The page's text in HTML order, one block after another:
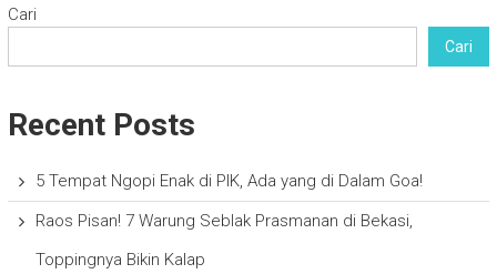
Cari
Cari
Recent Posts
5 Tempat Ngopi Enak di PIK, Ada yang di Dalam Goa!
Raos Pisan! 7 Warung Seblak Prasmanan di Bekasi,
Toppingnya Bikin Kalap